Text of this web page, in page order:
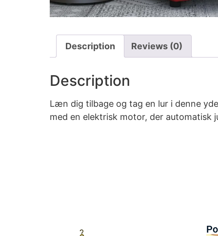
Description Reviews (0)
Description
Læn dig tilbage og tag en lur i denne
med en elektrisk motor, der